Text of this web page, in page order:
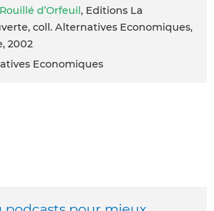
Rouillé d’Orfeuil, Editions La
coll. Alternatives Economiques,
2002
Economiques